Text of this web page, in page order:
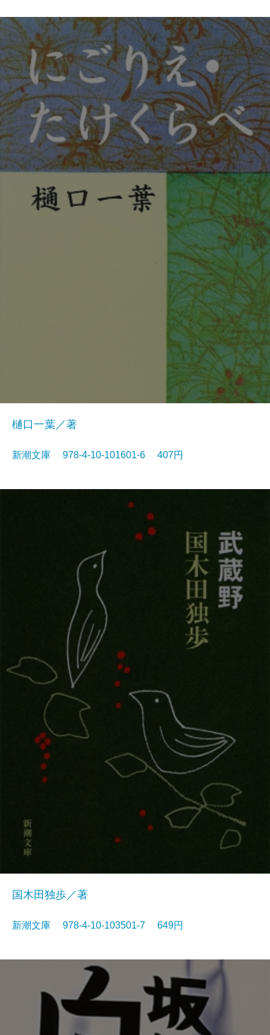
樋口一葉／著
新潮文庫 978-4-10-101601-6 407円
国木田独歩／著
新潮文庫 978-4-10-103501-7 649円